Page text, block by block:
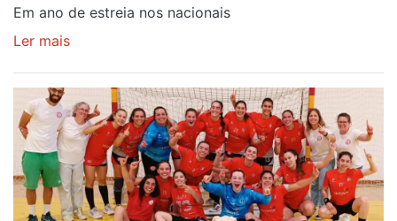
Em ano de estreia nos nacionais
Ler mais
OBJETIVO
DE
PERMANÊNCIA
COM
DISTINÇÃO
NA